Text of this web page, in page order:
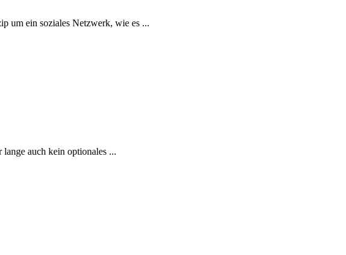
um ein soziales Netzwerk, wie es ...
auch kein optionales ...